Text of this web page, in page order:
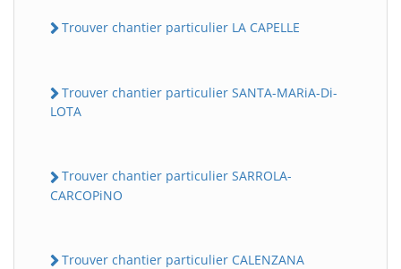
Trouver chantier particulier LA CAPELLE
Trouver chantier particulier SANTA-MARiA-Di-
LOTA
Trouver chantier particulier SARROLA-
CARCOPiNO
Trouver chantier particulier CALENZANA